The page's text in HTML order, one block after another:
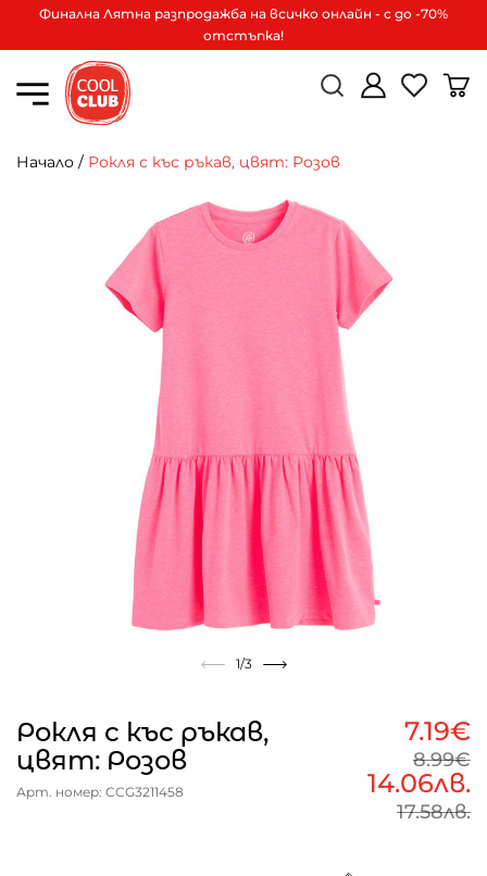
Финална Лятна разпродажба на всичко онлайн - с до -70%
отстъпка!
Начало / Рокля с къс ръкав, цвят: Розов
1/3
Рокля с къс ръкав,
цвят: Розов
Арт. номер: CCG3211458
7.19€
8.99€
14.06лв.
17.58лв.